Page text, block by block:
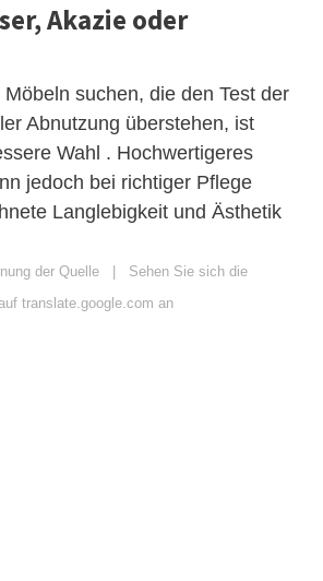
Akazie oder
suchen, die den Test der
Abnutzung überstehen, ist
Wahl . Hochwertigeres
jedoch bei richtiger Pflege
Langlebigkeit und Ästhetik
der Quelle | Sehen Sie sich die
translate.google.com an